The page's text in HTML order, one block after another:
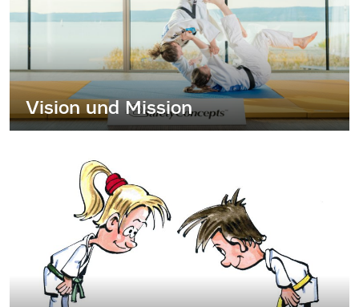
Vision und Mission